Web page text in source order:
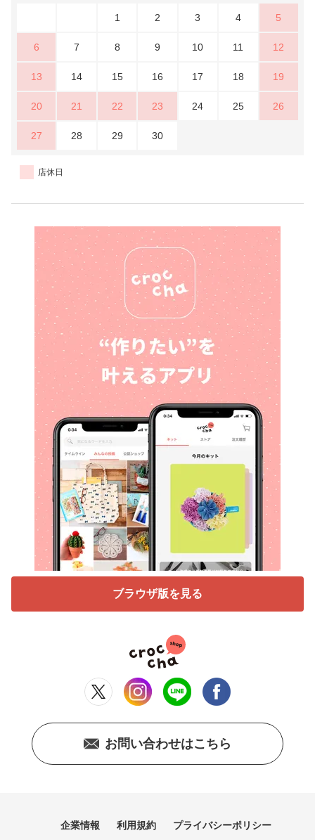
1 2 3 4 5
6 7 8 9 10 11 12
13 14 15 16 17 18 19
20 21 22 23 24 25 26
27 28 29 30
店休日
ブラウザ版を見る
お問い合わせはこちら
企業情報 利用規約 プライバシーポリシー